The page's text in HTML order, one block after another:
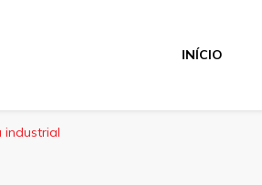
INÍCIO
industrial